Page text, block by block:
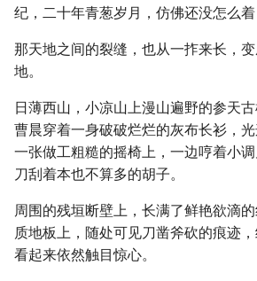
纪，二十年青葱岁月，仿佛还没怎么着
那天地之间的裂缝，也从一拃来长，
地。
日薄西山，小凉山上漫山遍野的参天古
曹晨穿着一身破破烂烂的灰布长衫，
一张做工粗糙的摇椅上，一边哼着小
刀刮着本也不算多的胡子。
周围的残垣断壁上，长满了鲜艳欲滴
质地板上，随处可见刀凿斧砍的痕迹
看起来依然触目惊心。